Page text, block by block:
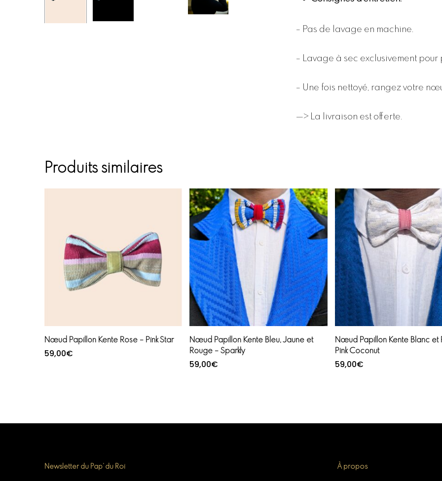
– Pas de lavage en machine.
– Lavage à sec exclusivement
– Une fois nettoyé, rangez votre
—> La livraison est offerte.
Produits similaires
Ajouter au panier
Nœud Papillon Kente Rose – Pink Star
59,00€
Ajouter au panier
Nœud Papillon Kente Bleu, Jaune et
Rouge – Sparkly
59,00€
Ajouter au panier
Nœud Papillon Kente Blanc et
Pink Coconut
59,00€
Newsletter du Pap’ du Roi À propos